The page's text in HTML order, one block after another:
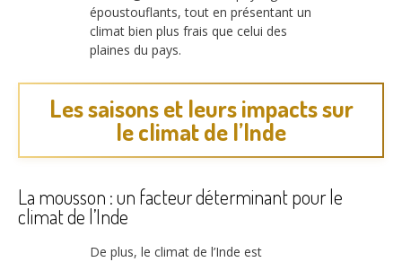
époustouflants, tout en présentant un
climat bien plus frais que celui des
plaines du pays.
Les saisons et leurs impacts sur
le climat de l’Inde
La mousson : un facteur déterminant pour le
climat de l’Inde
De plus, le climat de l’Inde est